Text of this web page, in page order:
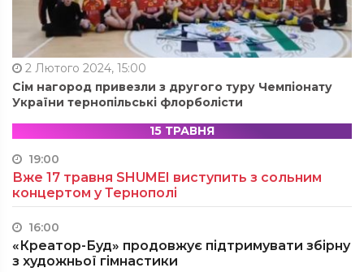
2 Лютого 2024, 15:00
Сім нагород привезли з другого туру Чемпіонату
України тернопільські флорболісти
15 ТРАВНЯ
19:00
Вже 17 травня SHUMEI виступить з сольним
концертом у Тернополі
16:00
«Креатор-Буд» продовжує підтримувати збірну
з художньої гімнастики